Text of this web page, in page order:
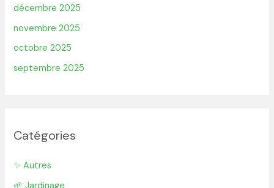
décembre 2025
novembre 2025
octobre 2025
septembre 2025
Catégories
✨ Autres